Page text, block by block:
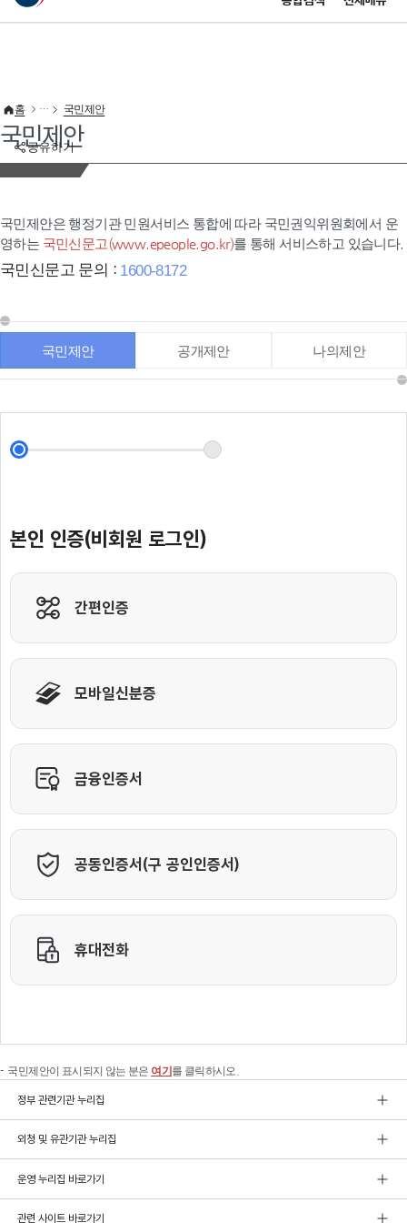
이 누리집은 대한민국 공식 전자정부 누리집입니다.
공유하기
홈 국민제안
국민제안
국민제안은 행정기관 민원서비스 통합에 따라 국민권익위원회에서 운
영하는 국민신문고(www.epeople.go.kr)를 통해 서비스하고 있습니다.
국민신문고 문의 : 1600-8172
국민제안 공개제안 나의제안
국민제안이 표시되지 않는 분은 여기 를 클릭하시오.
정부 관련기관 누리집
외청 및 유관기관 누리집
운영 누리집 바로가기
관련 사이트 바로가기